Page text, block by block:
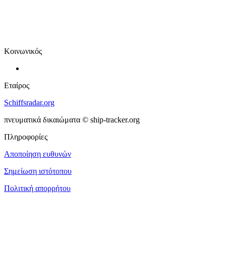
Κοινωνικός
Εταίρος
Schiffsradar.org
πνευματικά δικαιώματα © ship-tracker.org
Πληροφορίες
Αποποίηση ευθυνών
Σημείωση ιστότοπου
Πολιτική απορρήτου